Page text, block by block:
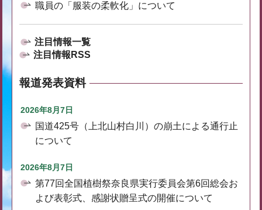
職員の「服装の柔軟化」について
注目情報一覧
注目情報RSS
報道発表資料
2026年8月7日
国道425号（上北山村白川）の崩土による通行止
について
2026年8月7日
第77回全国植樹祭奈良県実行委員会第6回総会お
よび表彰式、感謝状贈呈式の開催について